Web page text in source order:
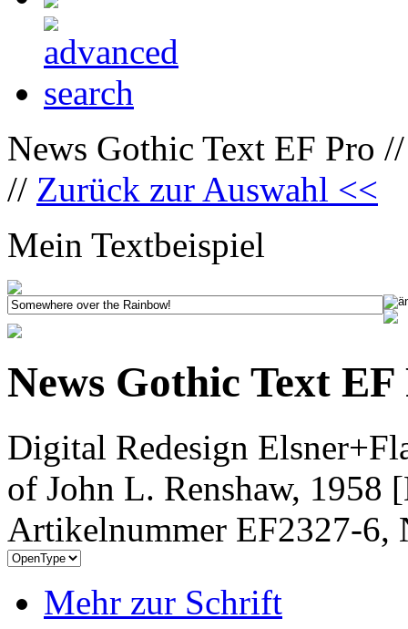
News Gothic Text EF Pro
// Zurück zur Auswahl <<
Mein Textbeispiel
News Gothic Text
Digital Redesign
of John L. Renshaw, 1958
Artikelnummer EF2327-6,
Mehr zur Schrift